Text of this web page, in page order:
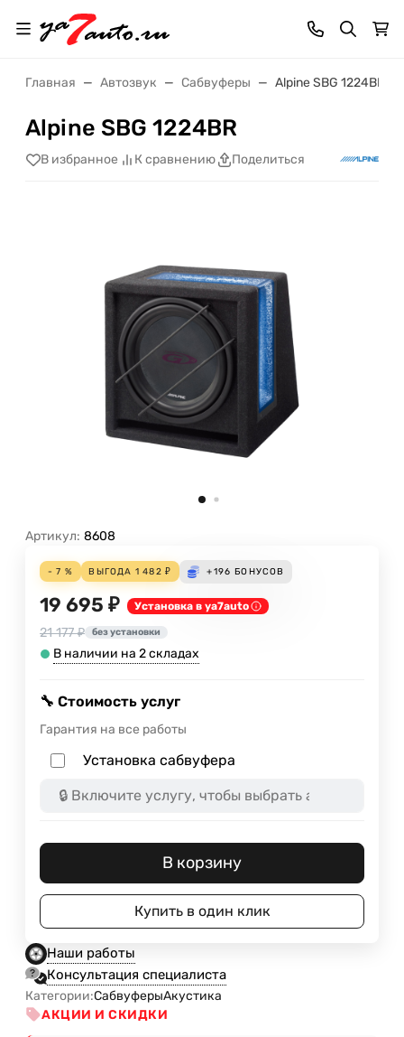
Главная Автозвук Сабвуферы Alpine SBG 1224BR
Alpine SBG 1224BR
В избранное К сравнению Поделиться
Артикул: 8608
- 7 % ВЫГОДА 1 482 ₽ +196 БОНУСОВ
19 695 ₽ Установка в ya7auto
21 177 ₽ без установки
В наличии на 2 складах
🔧 Стоимость услуг
Гарантия на все работы
Установка сабвуфера
В корзину
Купить в один клик
Наши работы
Консультация специалиста
Категории:СабвуферыАкустика
АКЦИИ И СКИДКИ